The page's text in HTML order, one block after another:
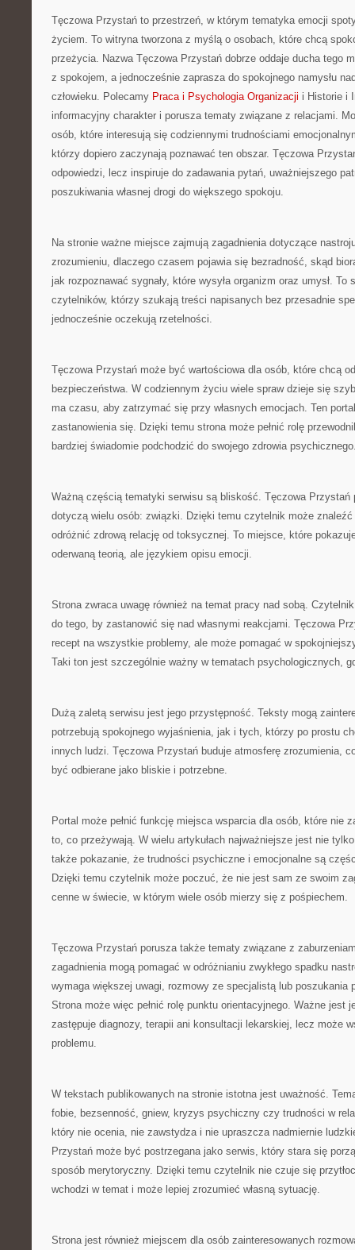
Tęczowa Przystań to przestrzeń, w którym tematyka emocji
życiem. To witryna tworzona z myślą o osobach, które chcą
przeżycia. Nazwa Tęczowa Przystań dobrze oddaje ducha tego
z spokojem, a jednocześnie zaprasza do spokojnego namysłu
człowieku. Polecamy Praca i Psychologia Organizacji i Historie i
informacyjny charakter i porusza tematy związane z relacjami.
osób, które interesują się codziennymi trudnościami
którzy dopiero zaczynają poznawać ten obszar. Tęczowa
odpowiedzi, lecz inspiruje do zadawania pytań, uważniejszego
poszukiwania własnej drogi do większego spokoju.
Na stronie ważne miejsce zajmują zagadnienia dotyczące
zrozumieniu, dlaczego czasem pojawia się bezradność, skąd
jak rozpoznawać sygnały, które wysyła organizm oraz umysł. To
czytelników, którzy szukają treści napisanych bez przesadnie
jednocześnie oczekują rzetelności.
Tęczowa Przystań może być wartościowa dla osób, które chcą
bezpieczeństwa. W codziennym życiu wiele spraw dzieje się
ma czasu, aby zatrzymać się przy własnych emocjach. Ten
zastanowienia się. Dzięki temu strona może pełnić rolę
bardziej świadomie podchodzić do swojego zdrowia
Ważną częścią tematyki serwisu są bliskość. Tęczowa Przystań
dotyczą wielu osób: związki. Dzięki temu czytelnik może
odróżnić zdrową relację od toksycznej. To miejsce, które
oderwaną teorią, ale językiem opisu emocji.
Strona zwraca uwagę również na temat pracy nad sobą.
do tego, by zastanowić się nad własnymi reakcjami. Tęczowa
recept na wszystkie problemy, ale może pomagać w
Taki ton jest szczególnie ważny w tematach psychologicznych,
Dużą zaletą serwisu jest jego przystępność. Teksty mogą
potrzebują spokojnego wyjaśnienia, jak i tych, którzy po prostu
innych ludzi. Tęczowa Przystań buduje atmosferę zrozumienia,
być odbierane jako bliskie i potrzebne.
Portal może pełnić funkcję miejsca wsparcia dla osób, które nie
to, co przeżywają. W wielu artykułach najważniejsze jest nie
także pokazanie, że trudności psychiczne i emocjonalne są
Dzięki temu czytelnik może poczuć, że nie jest sam ze swoim
cenne w świecie, w którym wiele osób mierzy się z pośpiechem.
Tęczowa Przystań porusza także tematy związane z
zagadnienia mogą pomagać w odróżnianiu zwykłego spadku
wymaga większej uwagi, rozmowy ze specjalistą lub poszukania
Strona może więc pełnić rolę punktu orientacyjnego. Ważne jest
zastępuje diagnozy, terapii ani konsultacji lekarskiej, lecz może
problemu.
W tekstach publikowanych na stronie istotna jest uważność.
fobie, bezsenność, gniew, kryzys psychiczny czy trudności w
który nie ocenia, nie zawstydza i nie upraszcza nadmiernie
Przystań może być postrzegana jako serwis, który stara się
sposób merytoryczny. Dzięki temu czytelnik nie czuje się
wchodzi w temat i może lepiej zrozumieć własną sytuację.
Strona jest również miejscem dla osób zainteresowanych